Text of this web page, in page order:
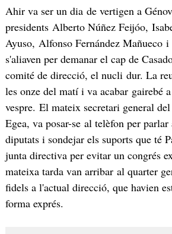
Ahir va ser un dia de vertigen a
presidents Alberto Núñez Feijóo,
Ayuso, Alfonso Fernández Mañueco
s'aliaven per demanar el cap de
comité de direcció, el nucli dur. La
les onze del matí i va acabar gairebé
vespre. El mateix secretari general
Egea, va posar-se al telèfon per parlar
diputats i sondejar els suports que té
junta directiva per evitar un congrés
mateixa tarda van arribar al quarter
fidels a l'actual direcció, que havien
forma exprés.​